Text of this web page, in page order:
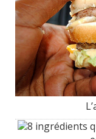
8 ingrédients